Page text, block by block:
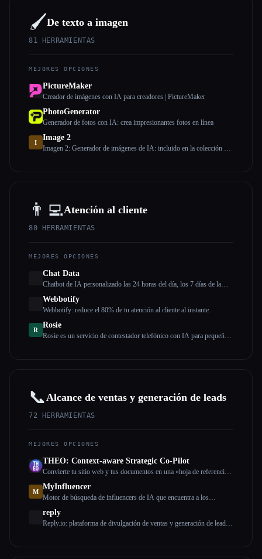
🖌️De texto a imagen
81 HERRAMIENTAS
MEJORES OPCIONES
PictureMaker
Creador de imágenes con IA para creadores | PictureMaker
PhotoGenerator
Generador de fotos con IA: crea impresionantes fotos en línea
I
Image 2
Imagen 2: Generador de imágenes de IA: incluido en la colección de
👨‍💻Atención al cliente
80 HERRAMIENTAS
MEJORES OPCIONES
Chat Data
Chatbot de IA personalizado las 24 horas del día, los 7 días de la
Webbotify
Webbotify: reduce el 80% de tu atención al cliente al instante.
R
Rosie
Rosie es un servicio de contestador telefónico con IA para pequeñas
📞Alcance de ventas y generación de leads
72 HERRAMIENTAS
MEJORES OPCIONES
THEO: Context-aware Strategic Co-Pilot
Convierte tu sitio web y tus documentos en una «hoja de referencia»
estratégico
M
MyInfluencer
Motor de búsqueda de influencers de IA que encuentra a los
reply
Reply.io: plataforma de divulgación de ventas y generación de leads